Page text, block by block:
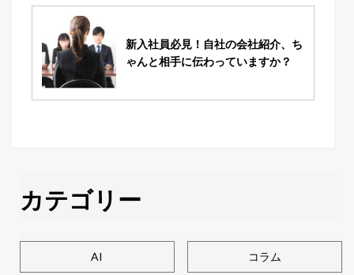
新入社員必見！自社の会社紹介、ち
ゃんと相手に伝わっていますか？
カテゴリー
AI コラム